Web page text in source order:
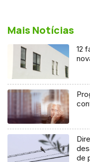
Mais Notícias
12
de